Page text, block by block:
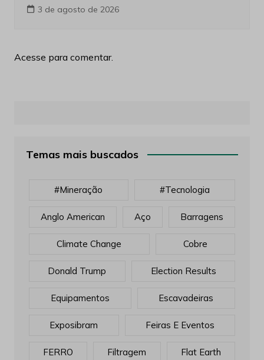
3 de agosto de 2026
Acesse para comentar.
Temas mais buscados
#mineração #tecnologia
Anglo American Aço Barragens
Climate Change Cobre
Donald Trump Election Results
Equipamentos Escavadeiras
Exposibram Feiras E Eventos
FERRO Filtragem Flat Earth